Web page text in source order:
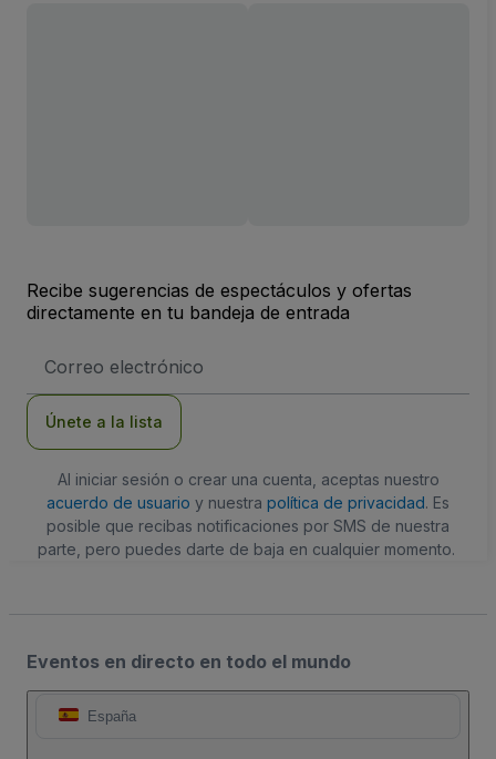
Recibe sugerencias de espectáculos y ofertas
directamente en tu bandeja de entrada
de
Únete a la lista
Al iniciar sesión o crear una cuenta, aceptas nuestro
acuerdo de usuario y nuestra política de privacidad. Es
posible que recibas notificaciones por SMS de nuestra
parte, pero puedes darte de baja en cualquier momento.
Eventos en directo en todo el mundo
España